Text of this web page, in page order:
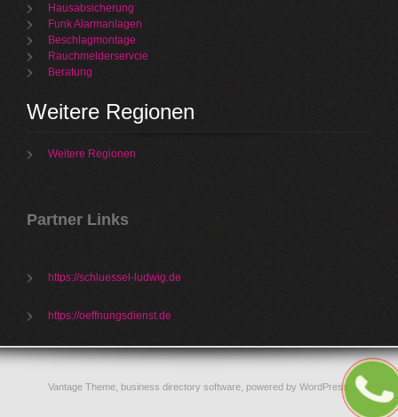
Hausabsicherung
Funk Alarmanlagen
Beschlagmontage
Rauchmelderservcie
Beratung
Weitere Regionen
Weitere Regionen
Partner Links
https://schluessel-ludwig.de
https://oeffnungsdienst.de
Vantage Theme, business directory software, powered by WordPress